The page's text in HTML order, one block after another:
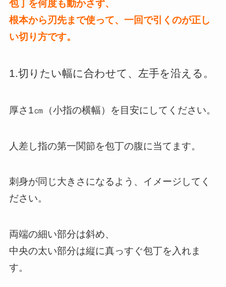
包丁を何度も動かさず、
根本から刃先まで使って、一回で引くのが正し
い切り方です。
1.切りたい幅に合わせて、左手を沿える。
厚さ1㎝（小指の横幅）を目安にしてください。
人差し指の第一関節を包丁の腹に当てます。
刺身が同じ大きさになるよう、イメージしてく
ださい。
両端の細い部分は斜め、
中央の太い部分は縦に真っすぐ包丁を入れま
す。